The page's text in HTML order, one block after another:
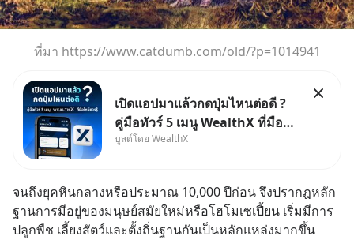
ที่มา https://www.catdumb.com/old/?p=1014941
เปิดแอปมาแล้วกดปุ่มไหนต่อดี ?
คู่มือทัวร์ 5 เมนู WealthX ที่มือ
ใหม่ควรรู้ สำหรับใครที่เพิ่งโหลด
WealthX จะขอพาไปทัวร์ 5 เมนู
หลัก ที่จะทำให้คุ
บูสต์โดย WealthX
จนถึงยุคหินกลางหรือประมาณ 10,000 ปีก่อน จึงปรากฎหลัก
ฐานการมีอยู่ของมนุษย์สมัยใหม่หรือโฮโมเซเปี้ยน เริ่มมีการ
ปลูกพืช เลี้ยงสัตว์และตั้งถิ่นฐานกันเป็นหลักแหล่งมากขึ้น